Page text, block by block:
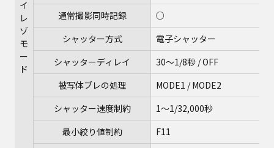
イ
レ
ゾ
モ
ー
ド
通常撮影同時記録
○
シャッター方式
電子シャッター
シャッターディレイ
30～1/8秒 / OFF
被写体ブレの処理
MODE1 / MODE2
シャッター速度制約
1～1/32,000秒
最小絞り値制約
F11